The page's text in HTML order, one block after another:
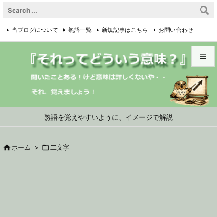
熟語を覚えやすいように、イメージで解説


メニュ


当ブログについて 熟語一覧 新規記事はこちら お問い合わせ
プライバシーポリシー 
 ホーム >  二文字